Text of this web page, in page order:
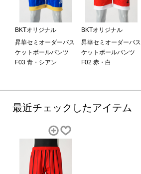
BKTオリジナル
昇華セミオーダーバス
ケットボールパンツ
F03 青・シアン
BKTオリジナル
昇華セミオーダーバス
ケットボールパンツ
F02 赤・白
最近チェックしたアイテム